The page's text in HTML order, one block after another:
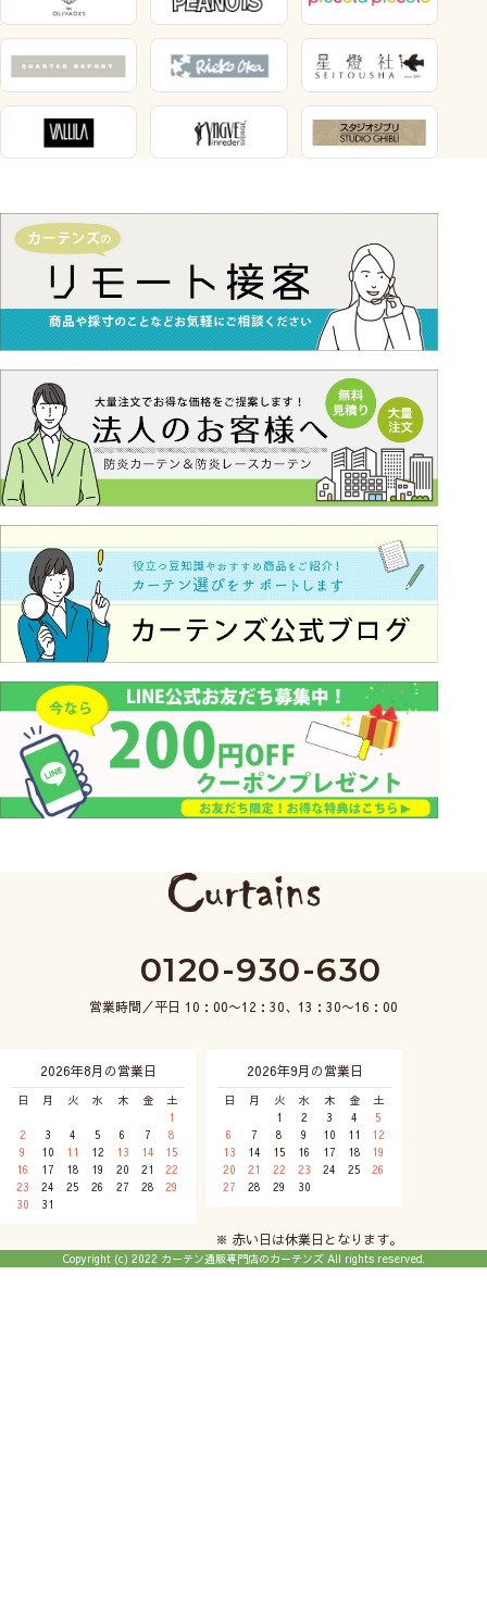
0120-930-630
営業時間／平日 10：00〜12：30、13：30〜16：00
2026年8月の営業日
日 月 火 水 木 金
土
1
2
3 4 5 6 7
8
9
10 11 12 13 14
15
16
17 18 19 20 21
22
23
24 25 26 27 28
29
30
31
2026年9月の営業日
日 月 火 水 木 金
土
1
2 3 4
5
6
7 8 9 10 11
12
13
14 15 16 17 18
19
20
21 22 23 24 25
26
27
28 29 30
※ 赤い日は休業日となります。
Copyright (c) 2022 カーテン通販専門店のカーテンズ All rights reserved.